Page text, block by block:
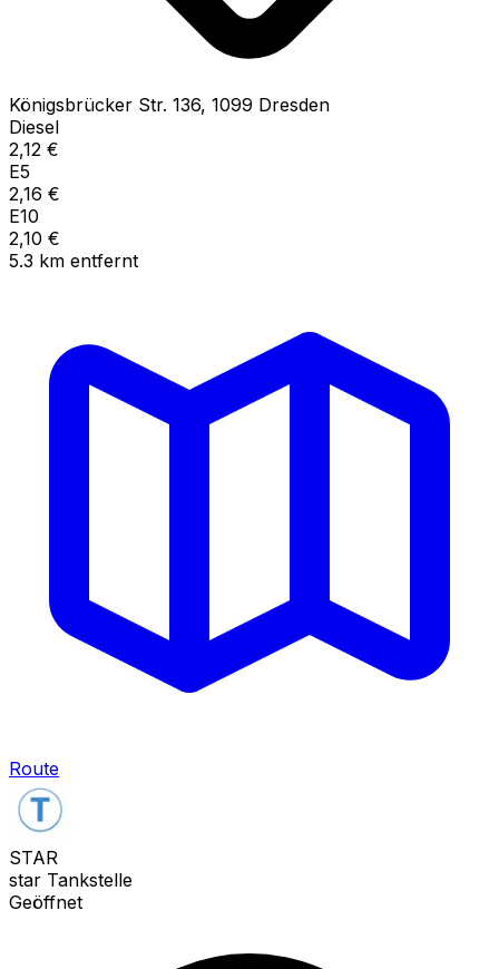
Königsbrücker Str. 136, 1099 Dresden
Diesel
2,12 €
E5
2,16 €
E10
2,10 €
5.3 km entfernt
Route
STAR
star Tankstelle
Geöffnet